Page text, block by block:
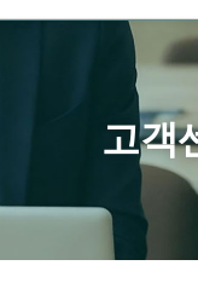
무발명 권리관계
무발명 보상
도 도입 혜택
고객